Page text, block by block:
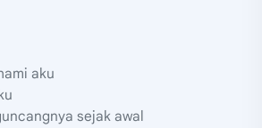
aku
sejak awal